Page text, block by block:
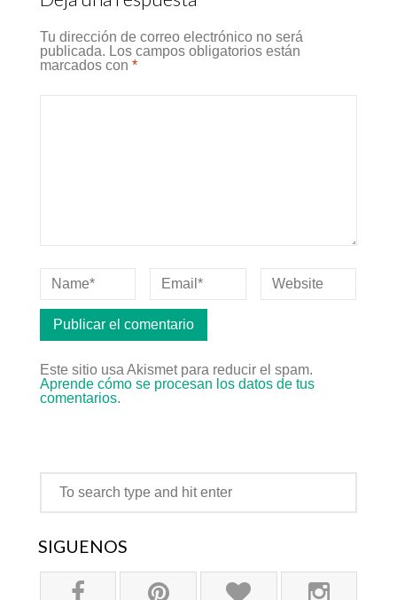
Tu dirección de correo electrónico no será
publicada. Los campos obligatorios están
marcados con *
Este sitio usa Akismet para reducir el spam.
Aprende cómo se procesan los datos de tus
comentarios.
SÍGUENOS